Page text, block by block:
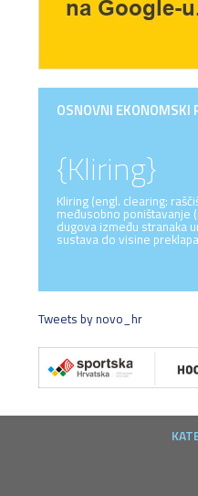
OSNOVNI EKONOMSKI
{Kliring}
Kliring (engl. clearing:
međusobno poništavanje
dugova između stranaka
sustava do visine
Tweets by novo_hr